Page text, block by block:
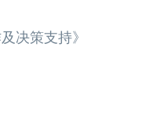
决策支持》